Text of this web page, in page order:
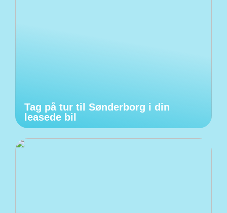
Tag på tur til Sønderborg i din
leasede bil